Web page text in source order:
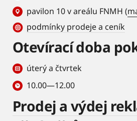
pavilon 10 v areálu FNMH (
podmínky prodeje a ceník
Otevírací doba
úterý a čtvrtek
10.00—12.00
Prodej a výdej